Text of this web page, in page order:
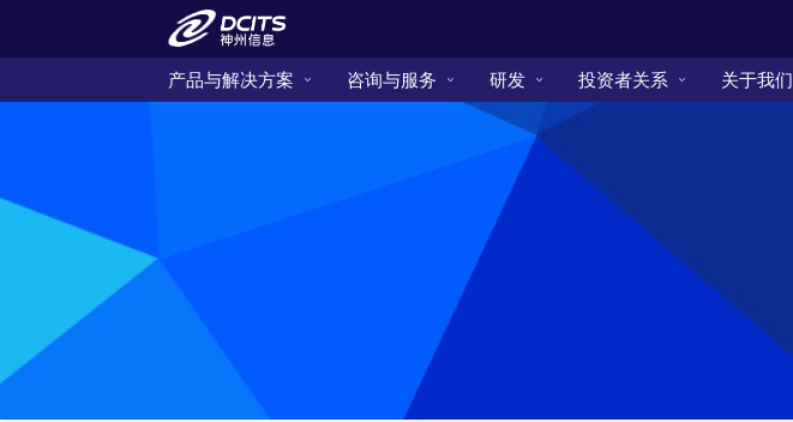
产品与解决方案 咨询与服务 研发 投资者关系 关于我们